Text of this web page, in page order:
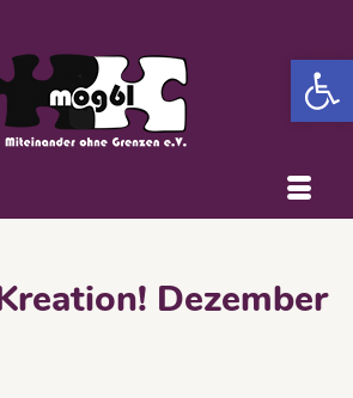
Dezember